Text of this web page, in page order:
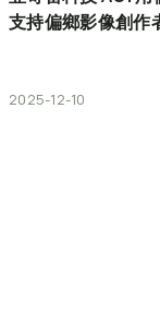
支持偏鄉影像創作
2025-12-10